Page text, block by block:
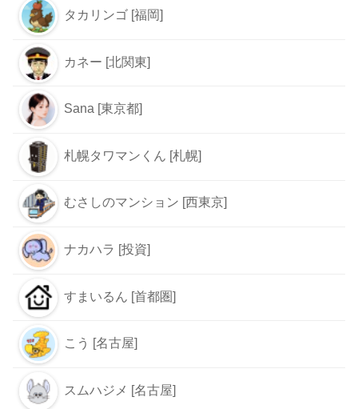
タカリンゴ [福岡]
カネー [北関東]
Sana [東京都]
札幌タワマンくん [札幌]
むさしのマンション [西東京]
ナカハラ [投資]
すまいるん [首都圏]
こう [名古屋]
スムハジメ [名古屋]